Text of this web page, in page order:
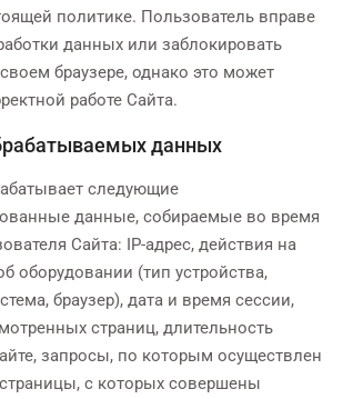
политике. Пользователь вправе
данных или заблокировать
браузере, однако это может
работе Сайта.
данных
следующие
данные, собираемые во время
Сайта: IP-адрес, действия на
оборудовании (тип устройства,
браузер), дата и время сессии,
страниц, длительность
запросы, по которым осуществлен
с которых совершены